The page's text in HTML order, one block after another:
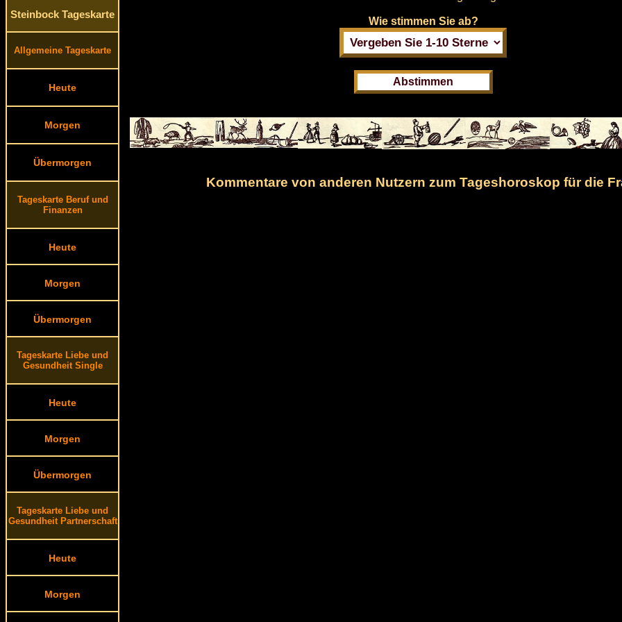
Steinbock Tageskarte
Allgemeine Tageskarte
Heute
Morgen
Übermorgen
Tageskarte Beruf und
Finanzen
Heute
Morgen
Übermorgen
Tageskarte Liebe und
Gesundheit Single
Heute
Morgen
Übermorgen
Tageskarte Liebe und
Gesundheit Partnerschaft
Heute
Morgen
Wie stimmen Sie ab?
Kommentare von anderen Nutzern zum Tageshoroskop für die